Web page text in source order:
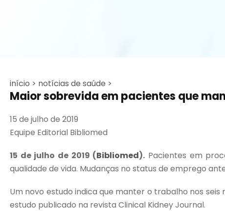
início > notícias de saúde >
Maior sobrevida em pacientes que
15 de julho de 2019
Equipe Editorial Bibliomed
15 de julho de 2019 (Bibliomed). Pacientes em
qualidade de vida. Mudanças no status de emprego
Um novo estudo indica que manter o trabalho nos
estudo publicado na revista Clinical Kidney Journal.